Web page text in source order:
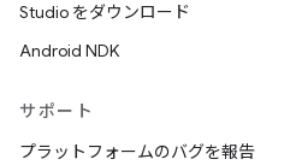
Studio をダウンロード
Android NDK
サポート
プラットフォームのバグを報告